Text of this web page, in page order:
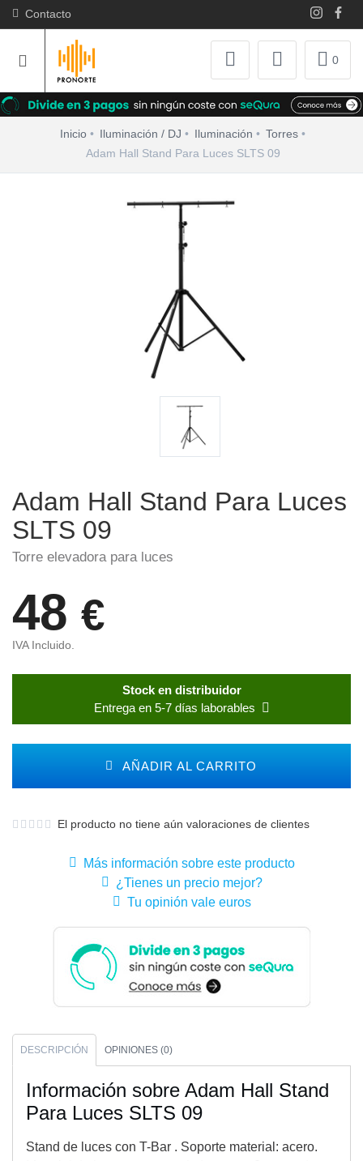
Contacto
0
Inicio Iluminación / DJ Iluminación
Torres
Adam Hall Stand Para Luces SLTS 09
Adam Hall Stand Para Luces
SLTS 09
Torre elevadora para luces
48 €
IVA Incluido.
Stock en distribuidor
Entrega en 5-7 días laborables
AÑADIR AL CARRITO
El producto no tiene aún valoraciones de clientes
Más información sobre este producto
¿Tienes un precio mejor?
Tu opinión vale euros
DESCRIPCIÓN OPINIONES (0)
Información sobre Adam Hall Stand
Para Luces SLTS 09
Stand de luces con T-Bar . Soporte material: acero.